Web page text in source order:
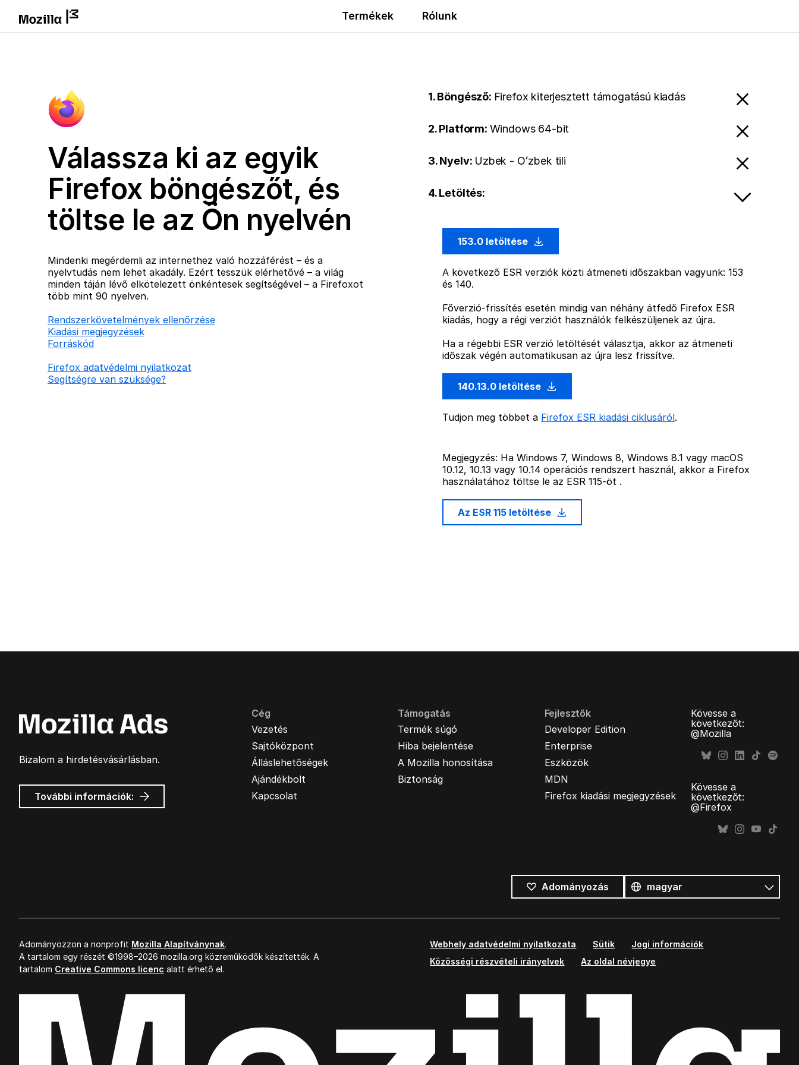
Termékek Rólunk
Válassza ki az egyik
Firefox böngészőt, és
töltse le az Ön nyelvén
Mindenki megérdemli az internethez való hozzáférést – és a
nyelvtudás nem lehet akadály. Ezért tesszük elérhetővé – a világ
minden táján lévő elkötelezett önkéntesek segítségével – a Firefoxot
több mint 90 nyelven.
Rendszerkövetelmények ellenőrzése
Kiadási megjegyzések
Forráskód
Firefox adatvédelmi nyilatkozat
Segítségre van szüksége?
1. Böngésző: Firefox kiterjesztett támogatású kiadás
2. Platform: Windows 64-bit
3. Nyelv: Uzbek - Oʻzbek tili
4. Letöltés:
153.0 letöltése
A következő ESR verziók közti átmeneti időszakban vagyunk: 153
és 140.
Főverzió-frissítés esetén mindig van néhány átfedő Firefox ESR
kiadás, hogy a régi verziót használók felkészüljenek az újra.
Ha a régebbi ESR verzió letöltését választja, akkor az átmeneti
időszak végén automatikusan az újra lesz frissítve.
140.13.0 letöltése
Tudjon meg többet a Firefox ESR kiadási ciklusáról.
Megjegyzés: Ha Windows 7, Windows 8, Windows 8.1 vagy macOS
10.12, 10.13 vagy 10.14 operációs rendszert használ, akkor a Firefox
használatához töltse le az ESR 115-öt .
Az ESR 115 letöltése
Bizalom a hirdetésvásárlásban.
További információk: Mozilla
hirdetések
Cég
Vezetés
Sajtóközpont
Álláslehetőségek
Ajándékbolt
Kapcsolat
Támogatás
Termék súgó
Hiba bejelentése
A Mozilla honosítása
Biztonság
Fejlesztők
Developer Edition
Enterprise
Eszközök
MDN
Firefox kiadási megjegyzések
Kövesse a
következőt:
@Mozilla
Kövesse a
következőt:
@Firefox
Adományozás
nyelv
Nyelv
Adományozzon a nonprofit Mozilla Alapítványnak.
A tartalom egy részét ©1998–2026 mozilla.org közreműködők készítették. A
tartalom Creative Commons licenc alatt érhető el.
Webhely adatvédelmi nyilatkozata Sütik
Jogi információk
Közösségi részvételi irányelvek
Az oldal névjegye